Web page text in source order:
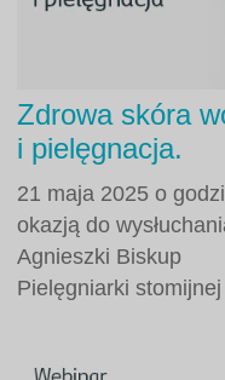
Zdrowa skóra
i pielęgnacja.
21 maja 2025 o
okazją do
Agnieszki Biskup
Pielęgniarki stomijnej